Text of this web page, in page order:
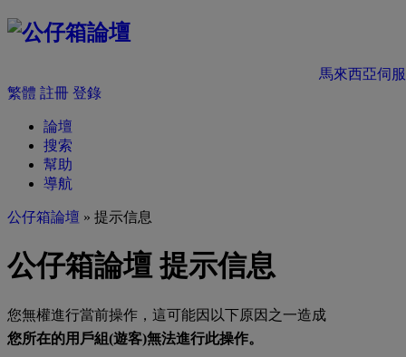
馬來西亞伺
繁體 註冊 登錄
論壇
搜索
幫助
導航
公仔箱論壇 » 提示信息
公仔箱論壇 提示信息
您無權進行當前操作，這可能因以下原因之一造成
您所在的用戶組(遊客)無法進行此操作。